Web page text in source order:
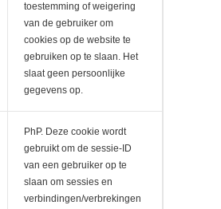
toestemming of weigering
van de gebruiker om
cookies op de website te
gebruiken op te slaan. Het
slaat geen persoonlijke
gegevens op.
PhP. Deze cookie wordt
gebruikt om de sessie-ID
van een gebruiker op te
slaan om sessies en
verbindingen/verbrekingen